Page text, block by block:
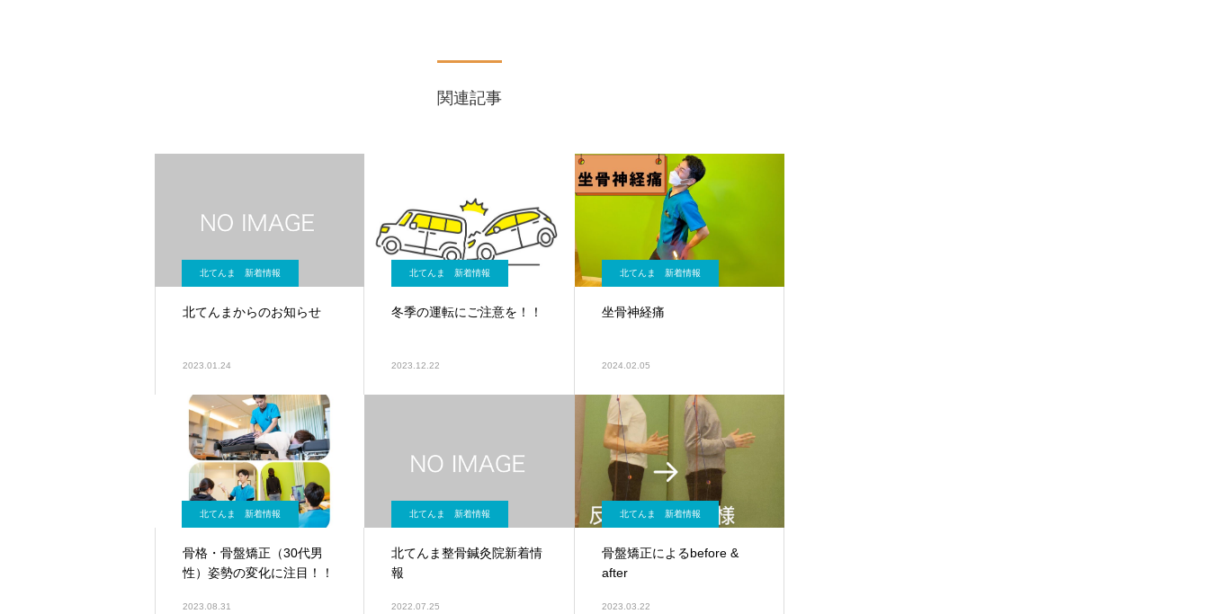
関連記事
北てんま 新着情報
北てんまからのお知らせ
2023.01.24
北てんま 新着情報
冬季の運転にご注意を！！
2023.12.22
北てんま 新着情報
坐骨神経痛
2024.02.05
北てんま 新着情報
骨格・骨盤矯正（30代男
性）姿勢の変化に注目！！
2023.08.31
北てんま 新着情報
北てんま整骨鍼灸院新着情
報
2022.07.25
北てんま 新着情報
骨盤矯正によるbefore &
after
2023.03.22